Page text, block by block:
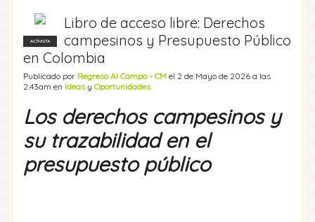
ACTIVISTA
Libro de acceso libre: Derechos
campesinos y Presupuesto Público
en Colombia
Publicado por Regreso Al Campo - CM el 2 de Mayo de 2026 a las
2:43am en Ideasy Oportunidades
Los derechos campesinos y
su trazabilidad en el
presupuesto público